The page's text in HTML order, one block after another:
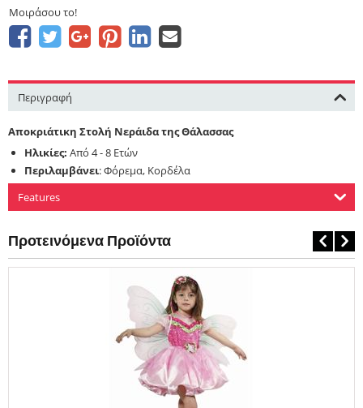
Μοιράσου το!
Περιγραφή
Αποκριάτικη Στολή Νεράιδα της Θάλασσας
Ηλικίες: Από 4 - 8 Ετών
Περιλαμβάνει: Φόρεμα, Κορδέλα
Features
Προτεινόμενα Προϊόντα